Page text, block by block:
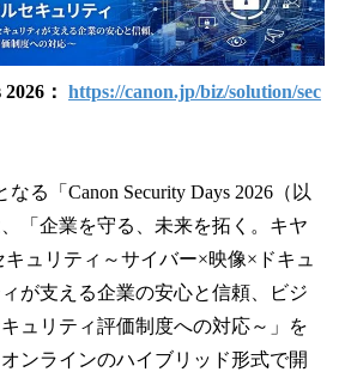
： https://canon.jp/biz/solution/sec
る「Canon Security Days 2026（以
「企業を守る、未来を拓く。キヤ
キュリティ～サイバー×映像×ドキュ
が支える企業の安心と信頼、ビジ
ュリティ評価制度への対応～」を
ンラインのハイブリッド形式で開